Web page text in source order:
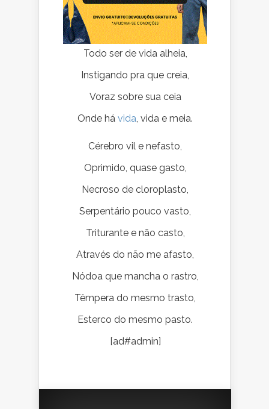
Todo ser de vida alheia,
Instigando pra que creia,
Voraz sobre sua ceia
Onde há vida, vida e meia.
Cérebro vil e nefasto,
Oprimido, quase gasto,
Necroso de cloroplasto,
Serpentário pouco vasto,
Triturante e não casto,
Através do não me afasto,
Nódoa que mancha o rastro,
Têmpera do mesmo trasto,
Esterco do mesmo pasto.
[ad#admin]